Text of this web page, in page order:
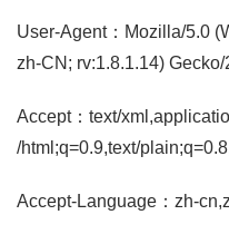
User-Agent：Mozilla/5.0
zh-CN; rv:1.8.1.14)
Accept：text/
/html;q=0.9,text/
Accept-Language：zh-